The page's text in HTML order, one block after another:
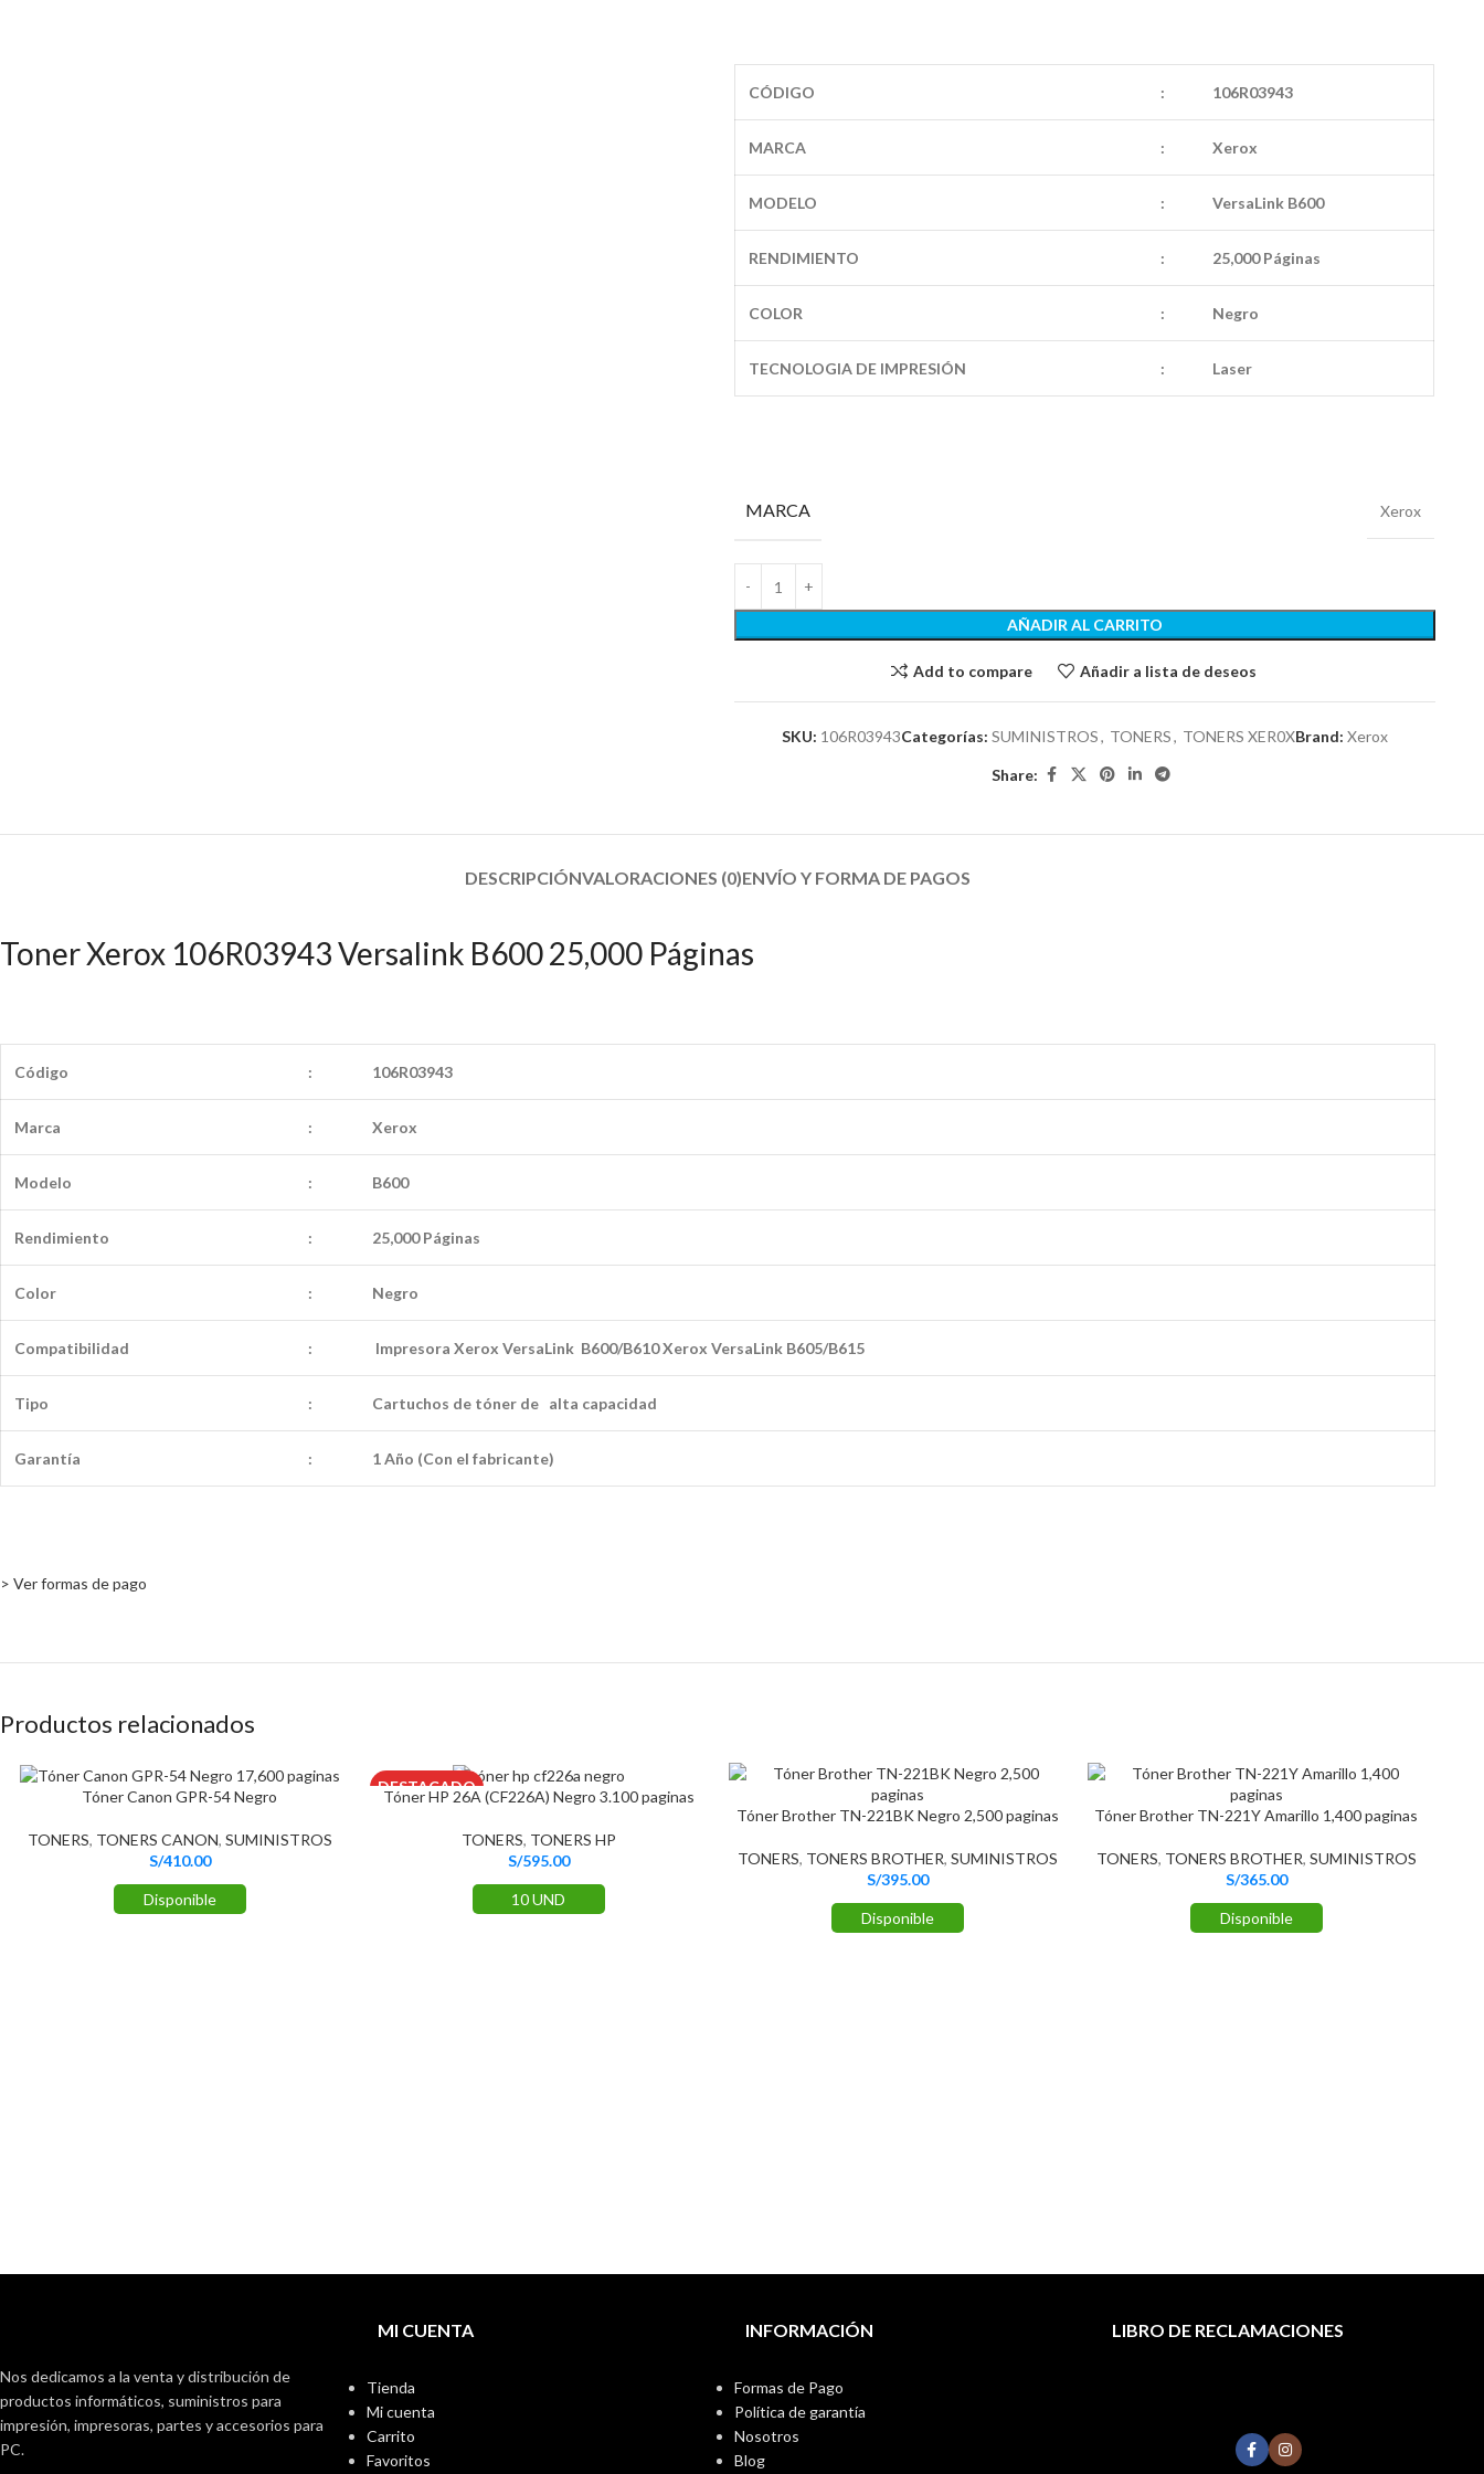
CÓDIGO : 106R03943
MARCA : Xerox
MODELO : VersaLink B600
RENDIMIENTO : 25,000 Páginas
COLOR : Negro
TECNOLOGIA DE IMPRESIÓN : Laser
MARCA Xerox
AÑADIR AL CARRITO
Add to compare Añadir a lista de deseos
SKU: 106R03943Categorías: SUMINISTROS, TONERS, TONERS XER0XBrand: Xerox
Share:
DESCRIPCIÓNVALORACIONES (0)ENVÍO Y FORMA DE PAGOS​
Toner Xerox 106R03943 Versalink B600 25,000 Páginas
Código : 106R03943
Marca : Xerox
Modelo : B600
Rendimiento : 25,000 Páginas
Color : Negro
Compatibilidad : Impresora Xerox VersaLink B600/B610 Xerox VersaLink B605/B615
Tipo : Cartuchos de tóner de alta capacidad
Garantía : 1 Año (Con el fabricante)
> Ver formas de pago
Productos relacionados
Tóner Canon GPR-54 Negro
TONERS, TONERS CANON, SUMINISTROS
S/410.00
Disponible
DESTACADO
Tóner HP 26A (CF226A) Negro 3.100 paginas
TONERS, TONERS HP
S/595.00
10 UND
Tóner Brother TN-221BK Negro 2,500 paginas
TONERS, TONERS BROTHER, SUMINISTROS
S/395.00
Disponible
Tóner Brother TN-221Y Amarillo 1,400 paginas
TONERS, TONERS BROTHER, SUMINISTROS
S/365.00
Disponible
Nos dedicamos a la venta y distribución de
productos informáticos, suministros para
impresión, impresoras, partes y accesorios para
PC.
MI CUENTA
Tienda
Mi cuenta
Carrito
Favoritos
INFORMACIÓN
Formas de Pago
Política de garantía
Nosotros
Blog
LIBRO DE RECLAMACIONES